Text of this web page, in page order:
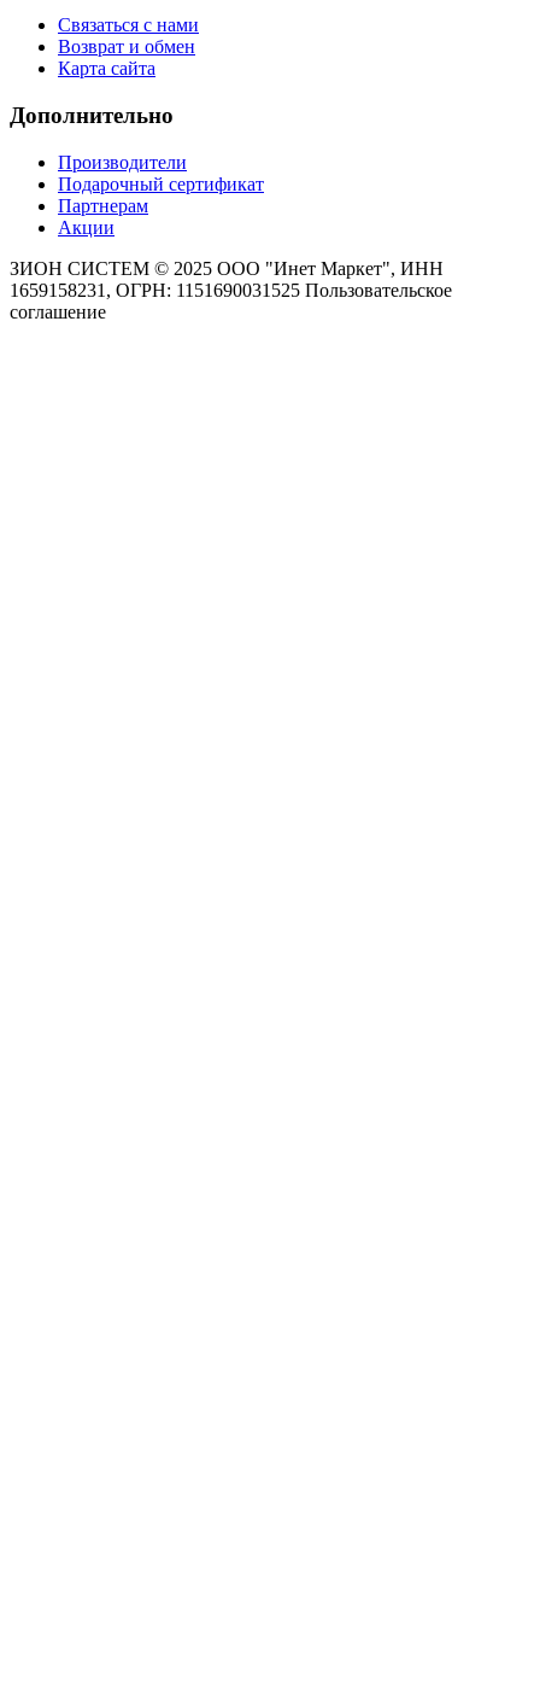
Связаться с нами
Возврат и обмен
Карта сайта
Дополнительно
Производители
Подарочный сертификат
Партнерам
Акции
ЗИОН СИСТЕМ © 2025 ООО "Инет Маркет", ИНН
1659158231, ОГРН: 1151690031525 Пользовательское
соглашение